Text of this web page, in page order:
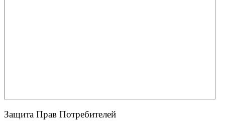
Защита Прав Потребителей